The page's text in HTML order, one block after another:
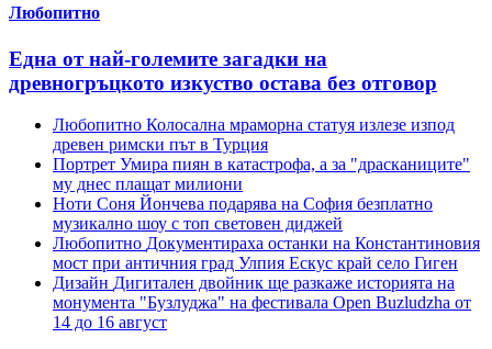
Любопитно
Една от най-големите загадки на
древногръцкото изкуство остава без отговор
Любопитно Колосална мраморна статуя излезе изпод
древен римски път в Турция
Портрет Умира пиян в катастрофа, а за "драсканиците"
му днес плащат милиони
Ноти Соня Йончева подарява на София безплатно
музикално шоу с топ световен диджей
Любопитно Документираха останки на Константиновия
мост при античния град Улпия Ескус край село Гиген
Дизайн Дигитален двойник ще разкаже историята на
монумента "Бузлуджа" на фестивала Open Buzludzha от
14 до 16 август